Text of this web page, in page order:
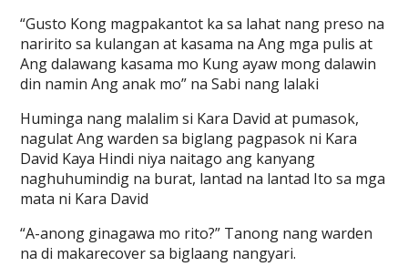
“Gusto Kong magpakantot ka sa lahat nang preso na
naririto sa kulangan at kasama na Ang mga pulis at
Ang dalawang kasama mo Kung ayaw mong dalawin
din namin Ang anak mo” na Sabi nang lalaki
Huminga nang malalim si Kara David at pumasok,
nagulat Ang warden sa biglang pagpasok ni Kara
David Kaya Hindi niya naitago ang kanyang
naghuhumindig na burat, lantad na lantad Ito sa mga
mata ni Kara David
“A-anong ginagawa mo rito?” Tanong nang warden
na di makarecover sa biglaang nangyari.